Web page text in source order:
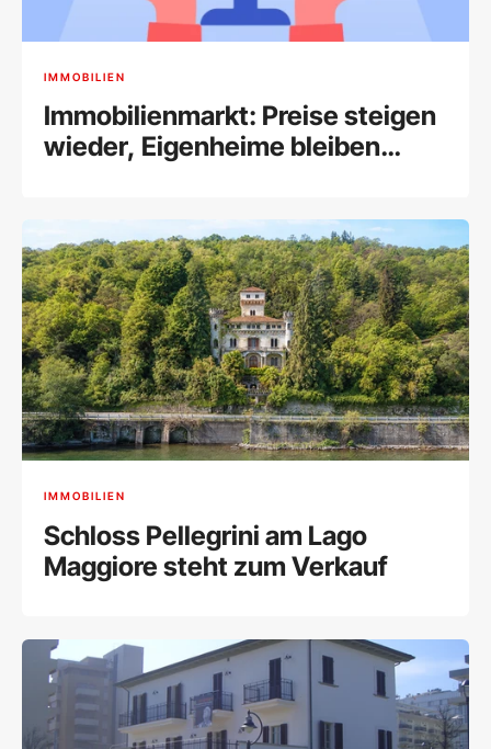
IMMOBILIEN
Immobilienmarkt: Preise steigen
wieder, Eigenheime bleiben
IMMOBILIEN
Schloss Pellegrini am Lago
Maggiore steht zum Verkauf